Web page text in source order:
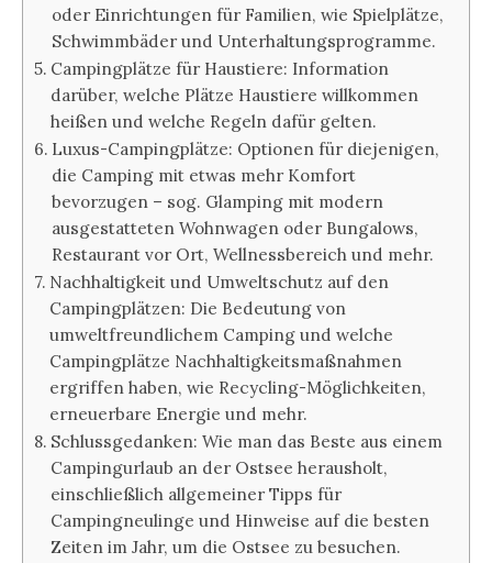
oder Einrichtungen für Familien, wie Spielplätze,
Schwimmbäder und Unterhaltungsprogramme.
Campingplätze für Haustiere: Information
darüber, welche Plätze Haustiere willkommen
heißen und welche Regeln dafür gelten.
Luxus-Campingplätze: Optionen für diejenigen,
die Camping mit etwas mehr Komfort
bevorzugen – sog. Glamping mit modern
ausgestatteten Wohnwagen oder Bungalows,
Restaurant vor Ort, Wellnessbereich und mehr.
Nachhaltigkeit und Umweltschutz auf den
Campingplätzen: Die Bedeutung von
umweltfreundlichem Camping und welche
Campingplätze Nachhaltigkeitsmaßnahmen
ergriffen haben, wie Recycling-Möglichkeiten,
erneuerbare Energie und mehr.
Schlussgedanken: Wie man das Beste aus einem
Campingurlaub an der Ostsee herausholt,
einschließlich allgemeiner Tipps für
Campingneulinge und Hinweise auf die besten
Zeiten im Jahr, um die Ostsee zu besuchen.